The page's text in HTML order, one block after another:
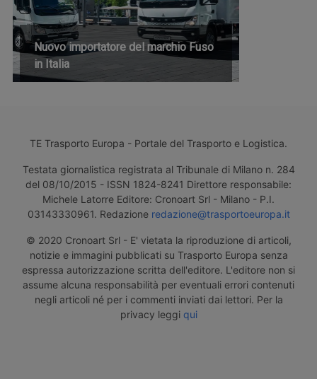
Nuovo importatore del marchio Fuso
in Italia
TE Trasporto Europa - Portale del Trasporto e Logistica.
Testata giornalistica registrata al Tribunale di Milano n. 284
del 08/10/2015 - ISSN 1824-8241 Direttore responsabile:
Michele Latorre Editore: Cronoart Srl - Milano - P.I.
03143330961. Redazione redazione@trasportoeuropa.it
© 2020 Cronoart Srl - E' vietata la riproduzione di articoli,
notizie e immagini pubblicati su Trasporto Europa senza
espressa autorizzazione scritta dell'editore. L'editore non si
assume alcuna responsabilità per eventuali errori contenuti
negli articoli né per i commenti inviati dai lettori. Per la
privacy leggi qui